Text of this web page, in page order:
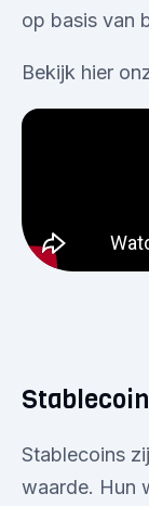
op basis van
Bekijk hier
Stablecoins
waarde. Hun